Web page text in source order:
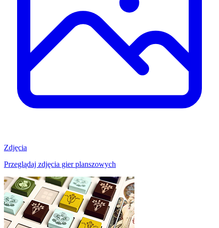
Zdjęcia
Przeglądaj zdjęcia gier planszowych